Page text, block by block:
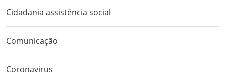
Cidadania assistência social
Comunicação
Coronavirus